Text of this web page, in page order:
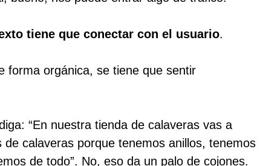
tiene que conectar con el usuario.
forma orgánica, se tiene que sentir
“En nuestra tienda de calaveras vas a
calaveras porque tenemos anillos, tenemos
de todo”. No, eso da un palo de cojones.